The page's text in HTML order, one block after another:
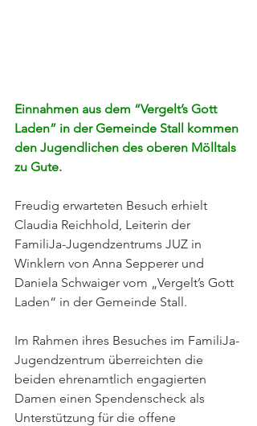
Einnahmen aus dem “Vergelt’s Gott
Laden” in der Gemeinde Stall kommen
den Jugendlichen des oberen Mölltals
zu Gute.
Freudig erwarteten Besuch erhielt
Claudia Reichhold, Leiterin der
FamiliJa-Jugendzentrums JUZ in
Winklern von Anna Sepperer und
Daniela Schwaiger vom „Vergelt’s Gott
Laden“ in der Gemeinde Stall.
Im Rahmen ihres Besuches im FamiliJa-
Jugendzentrum überreichten die
beiden ehrenamtlich engagierten
Damen einen Spendenscheck als
Unterstützung für die offene